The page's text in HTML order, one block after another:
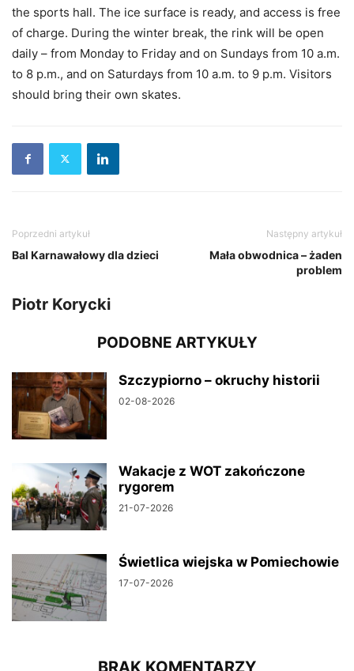
the sports hall. The ice surface is ready, and access is free
of charge. During the winter break, the rink will be open
daily – from Monday to Friday and on Sundays from 10 a.m.
to 8 p.m., and on Saturdays from 10 a.m. to 9 p.m. Visitors
should bring their own skates.
Poprzedni artykuł
Bal Karnawałowy dla dzieci
Następny artykuł
Mała obwodnica – żaden
problem
Piotr Korycki
PODOBNE ARTYKUŁY
Szczypiorno – okruchy historii
02-08-2026
Wakacje z WOT zakończone
rygorem
21-07-2026
Świetlica wiejska w Pomiechowie
17-07-2026
BRAK KOMENTARZY